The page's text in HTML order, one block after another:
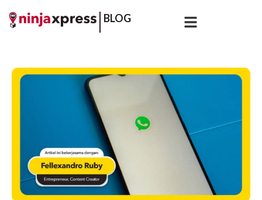
BLOG